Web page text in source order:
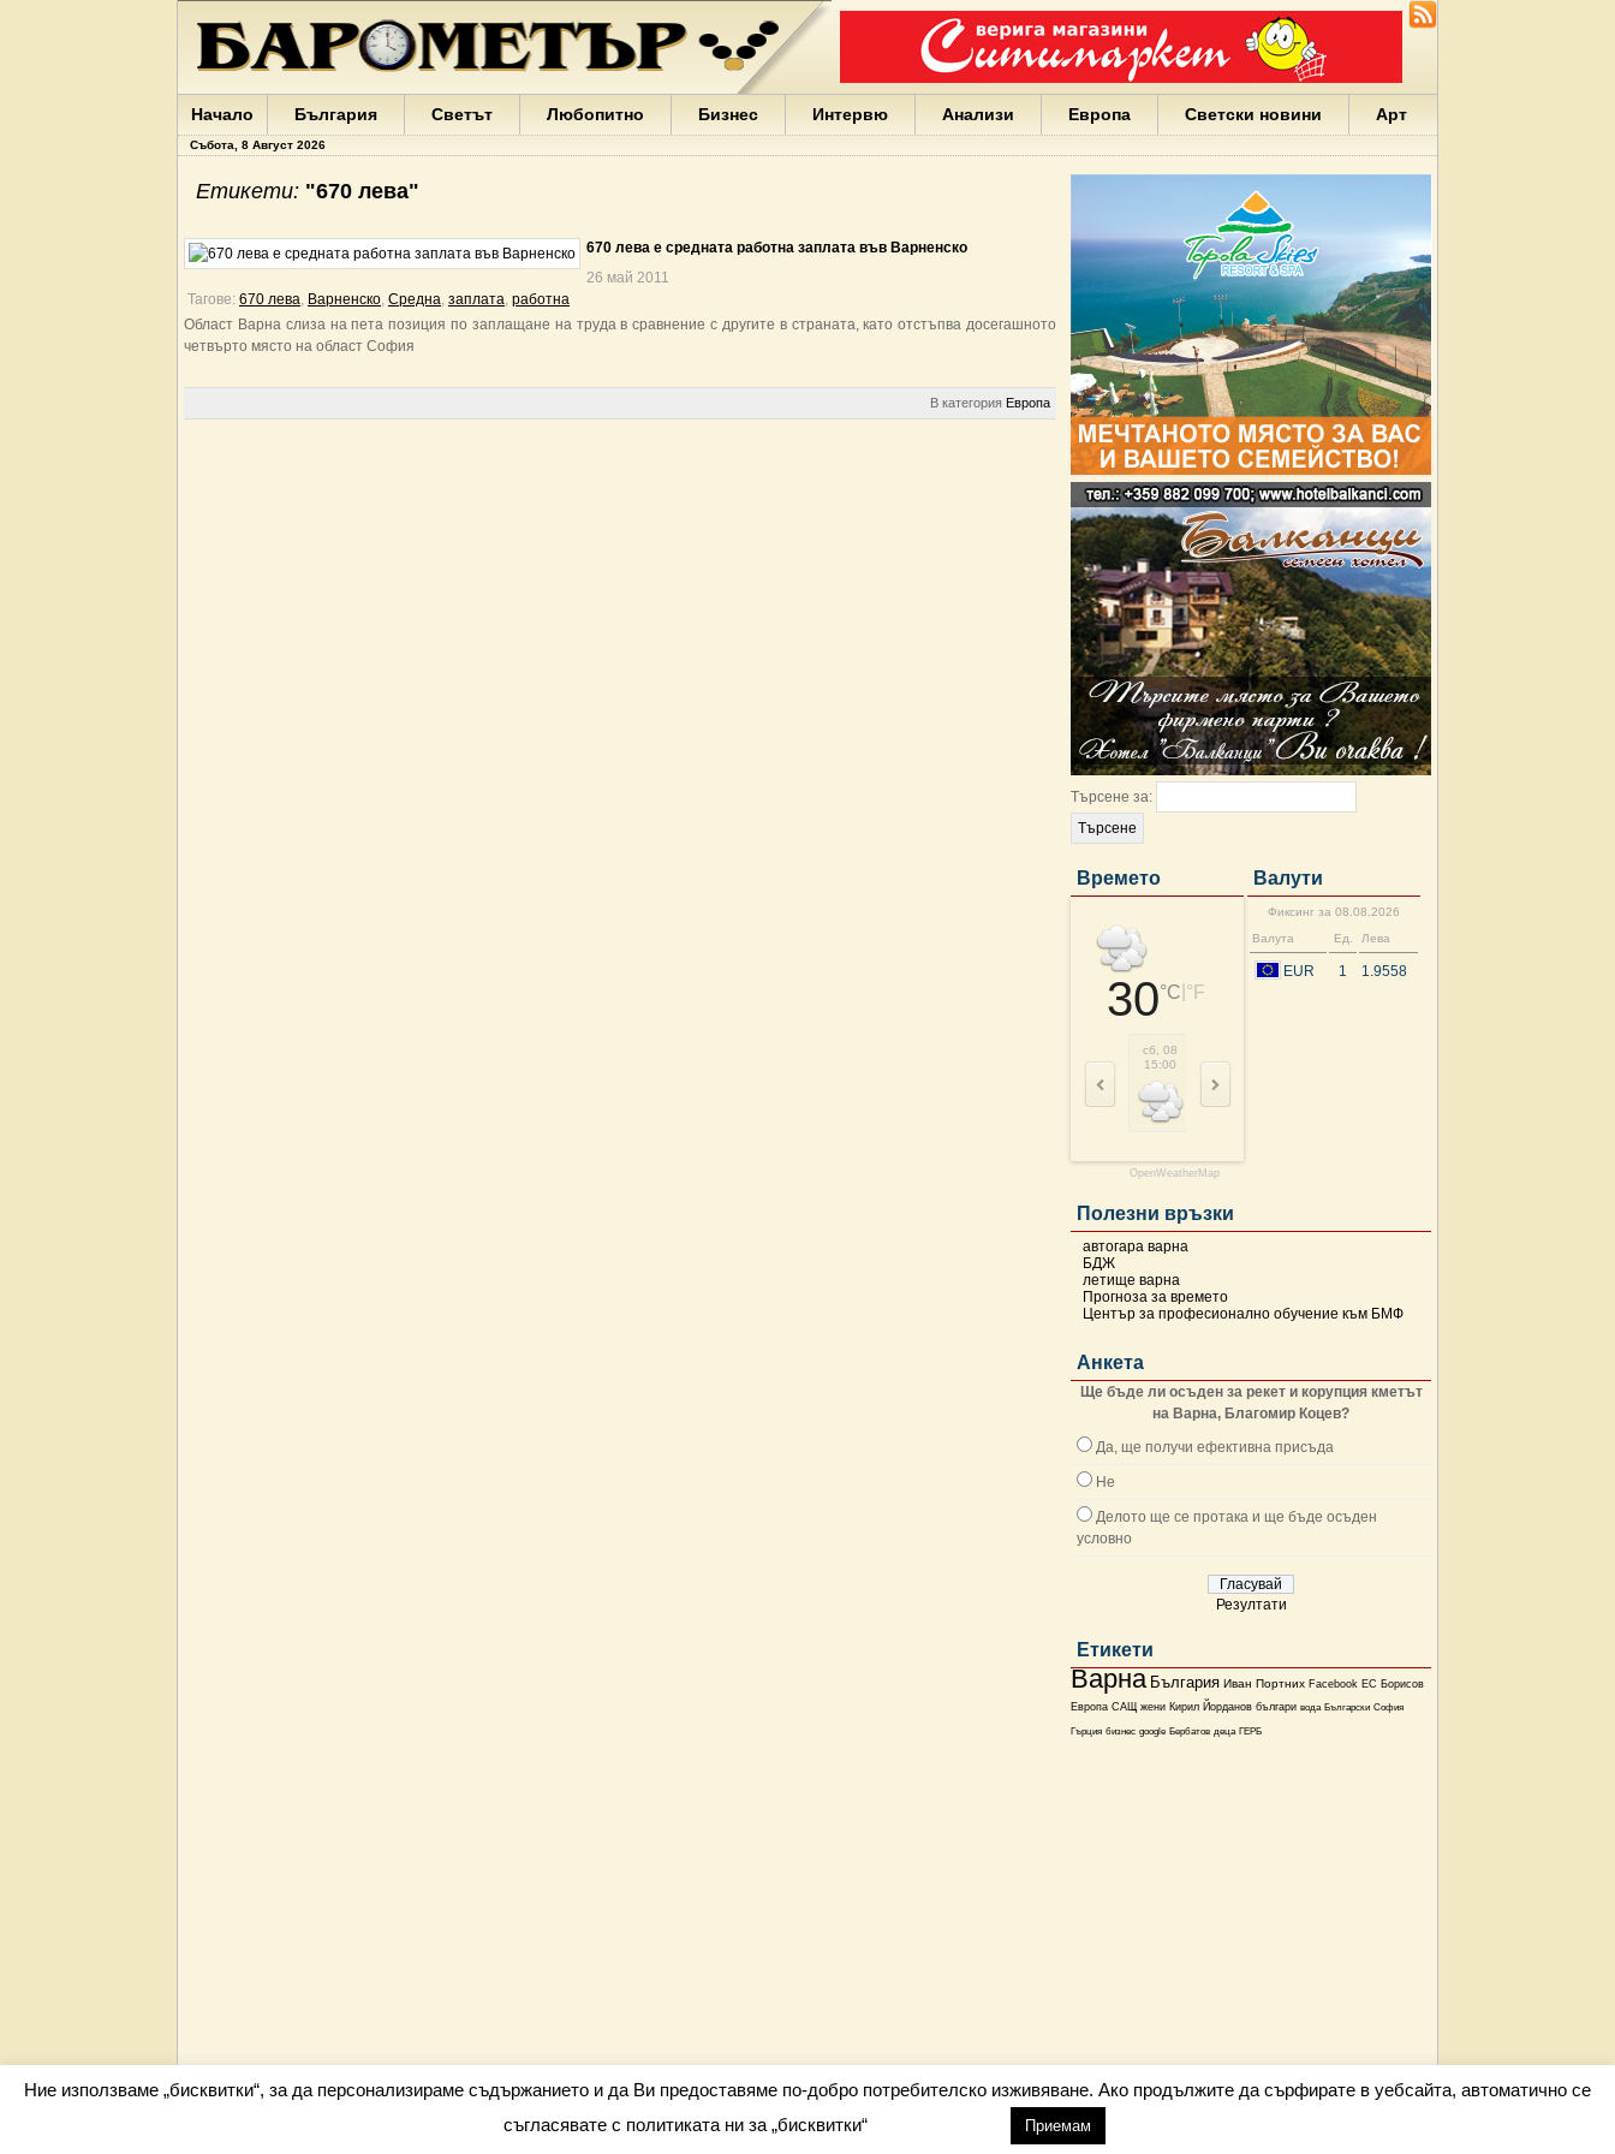
Варна
България
Портних
Facebook
ЕС
Борисов
Европа
Йорданов
Български
София
деца
Начало България Светът Любопитно Бизнес Интервю Анализи Европа Светски новини Арт
Събота, 8 Август 2026
Търсене за:
Времето
30°C °F
сб, 08
15:00
18:00
OpenWeatherMap
Валути
Фиксинг за 08.08.2026
Валута
Ед. Лева
EUR 1 1.9558
Полезни връзки
автогара варна
БДЖ
летище варна
Прогноза за времето
Център за професионално обучение към БМФ
Анкета
Ще бъде ли осъден за рекет и корупция кметът
на Варна, Благомир Коцев?
Да, ще получи ефективна присъда
Не
Делото ще се протака и ще бъде осъден
условно
Резултати
Етикети
Варна България Иван Портних Facebook ЕС Борисов
Европа САЩ жени Кирил Йорданов българи вода Български София
Гърция бизнес google Бербатов деца ГЕРБ
Етикети: "670 лева"
670 лева е средната работна заплата във Варненско
26 май 2011
Тагове: 670 лева, Варненско, Средна, заплата, работна
Област Варна слиза на пета позиция по заплащане на труда в сравнение с другите в страната, като отстъпва досегашното
четвърто място на област София
В категория Европа
Всички права запазени barometar.net © 2026 info@barometar.net
Ние използваме „бисквитки“, за да персонализираме съдържанието и да Ви предоставяме по-добро потребителско изживяване. Ако продължите да сърфирате в уебсайта, автоматично се
съгласявате с политиката ни за „бисквитки“
Приемам